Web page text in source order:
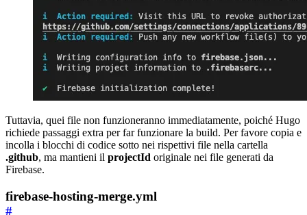
Tuttavia, quei file non funzioneranno immediatamente, poiché Hugo
richiede passaggi extra per far funzionare la build. Per favore copia e
incolla i blocchi di codice sotto nei rispettivi file nella cartella
.github, ma mantieni il projectId originale nei file generati da
Firebase.
firebase-hosting-merge.yml
#